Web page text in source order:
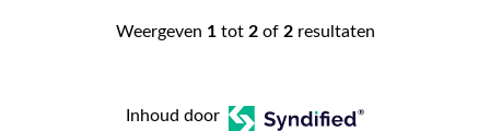
Weergeven 1tot 2of 2resultaten
Inhoud door